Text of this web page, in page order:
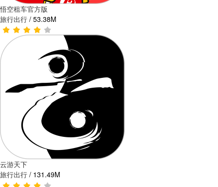
悟空租车官方版
旅行出行 / 53.38M
云游天下
旅行出行 / 131.49M